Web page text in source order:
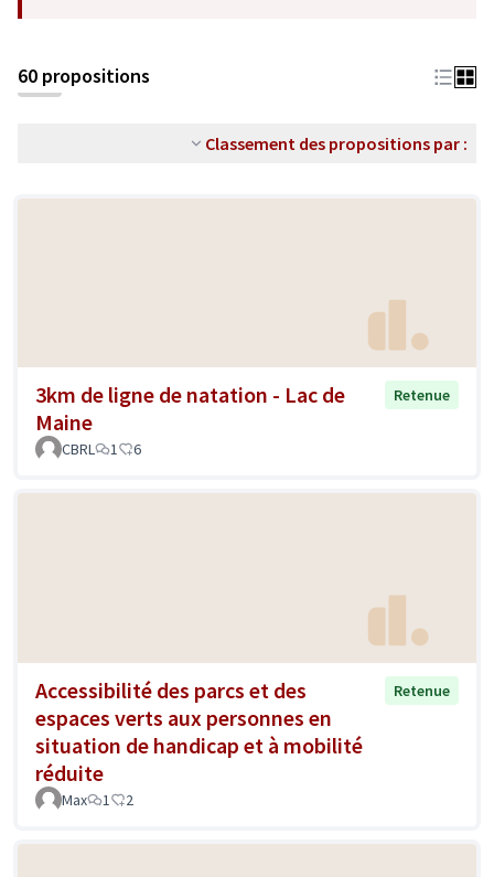
60 propositions
Classement des propositions par :
3km de ligne de natation - Lac de
Maine
Retenue
CBRL 1 6
Accessibilité des parcs et des
espaces verts aux personnes en
situation de handicap et à mobilité
réduite
Retenue
Max 1 2